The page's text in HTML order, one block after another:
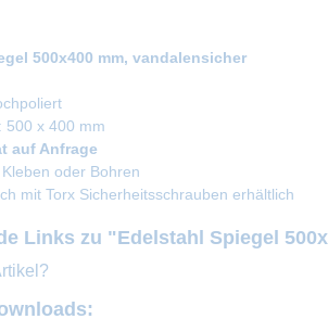
500x400 mm, vandalensicher
500 x 400 mm
auf Anfrage
oder Bohren
mit Torx Sicherheitsschrauben erhältlich
Links zu "Edelstahl Spiegel